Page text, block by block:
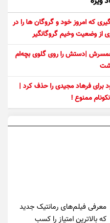
که امروز خود و گروگان ها را در
از وضعیت وخیم گروگانگیر
|دستش را روی گلوی بچه‌ام
برای فرهاد مجیدی را حذف کرد |
ممنوع !
معرفی فیلم‌های رمانتیک جدید
که بالاترین امتیاز را کسب